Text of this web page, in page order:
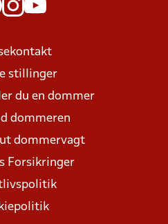
stillinger
du en dommer
dommeren
dommervagt
Forsikringer